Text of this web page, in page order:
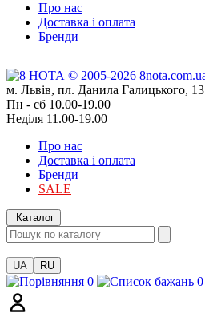
Про нас
Доставка і оплата
Бренди
м. Львів, пл. Данила Галицького, 13
Пн - сб 10.00-19.00
Неділя 11.00-19.00
Про нас
Доставка і оплата
Бренди
SALE
Каталог
UA RU
0 0